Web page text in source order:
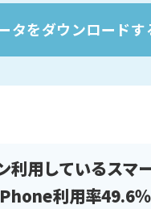
タをダウンロードす
利用しているスマ
利用率49.6